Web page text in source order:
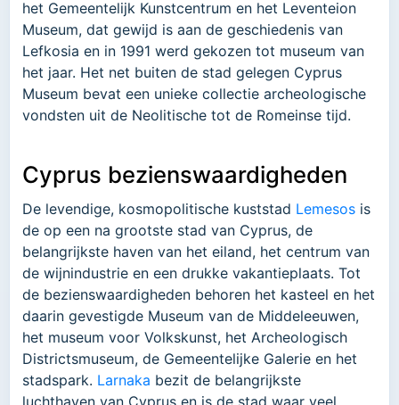
het Gemeentelijk Kunstcentrum en het Leventeion
Museum, dat gewijd is aan de geschiedenis van
Lefkosia en in 1991 werd gekozen tot museum van
het jaar. Het net buiten de stad gelegen Cyprus
Museum bevat een unieke collectie archeologische
vondsten uit de Neolitische tot de Romeinse tijd.
Cyprus bezienswaardigheden
De levendige, kosmopolitische kuststad Lemesos is
de op een na grootste stad van Cyprus, de
belangrijkste haven van het eiland, het centrum van
de wijnindustrie en een drukke vakantieplaats. Tot
de bezienswaardigheden behoren het kasteel en het
daarin gevestigde Museum van de Middeleeuwen,
het museum voor Volkskunst, het Archeologisch
Districtsmuseum, de Gemeentelijke Galerie en het
stadspark. Larnaka bezit de belangrijkste
luchthaven van Cyprus en is de stad waar veel